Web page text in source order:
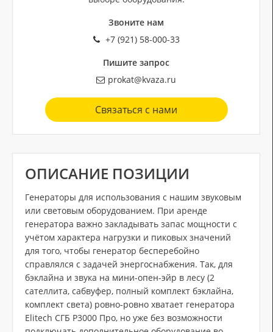
Звоните нам
+7 (921) 58-000-33
Пишите запрос
prokat@kvaza.ru
Связаться с нами
ОПИСАНИЕ ПОЗИЦИИ
Генераторы для использования с нашим звуковым
или световым оборудованием. При аренде
генератора важно закладывать запас мощности с
учётом характера нагрузки и пиковых значений
для того, чтобы генератор бесперебойно
справлялся с задачей энергоснабжения. Так, для
бэклайна и звука на мини-опен-эйр в лесу (2
сателлита, сабвуфер, полный комплект бэклайна,
комплект света) ровно-ровно хватает генератора
Elitech СГБ Р3000 Про, но уже без возможности